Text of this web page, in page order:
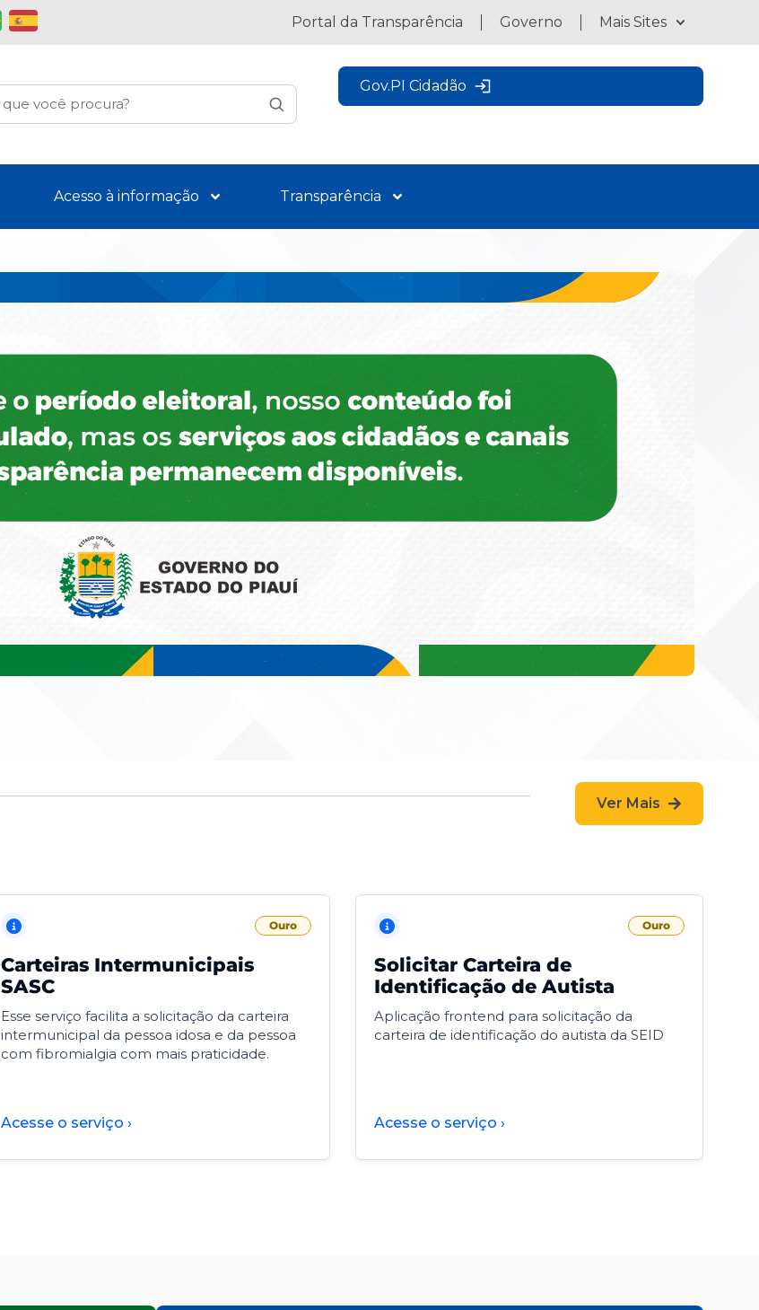
Portal da Transparência Governo Mais Sites
Gov.PI Cidadão
Acesso à informação Transparência
Ver Mais
Ouro
Carteiras Intermunicipais
SASC
Esse serviço facilita a solicitação da carteira
intermunicipal da pessoa idosa e da pessoa
com fibromialgia com mais praticidade.
Acesse o serviço ›
Ouro
Solicitar Carteira de
Identificação de Autista
Aplicação frontend para solicitação da
carteira de identificação do autista da SEID
Acesse o serviço ›